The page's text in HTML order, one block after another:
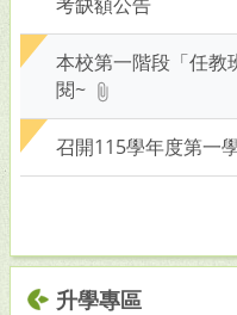
本校第一階段「任教
閱~
召開115學年度第一
升學專區